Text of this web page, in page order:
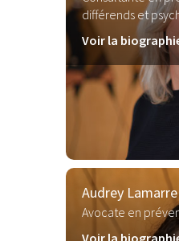
différends et
Voir la
Audrey Lamarre
Avocate en